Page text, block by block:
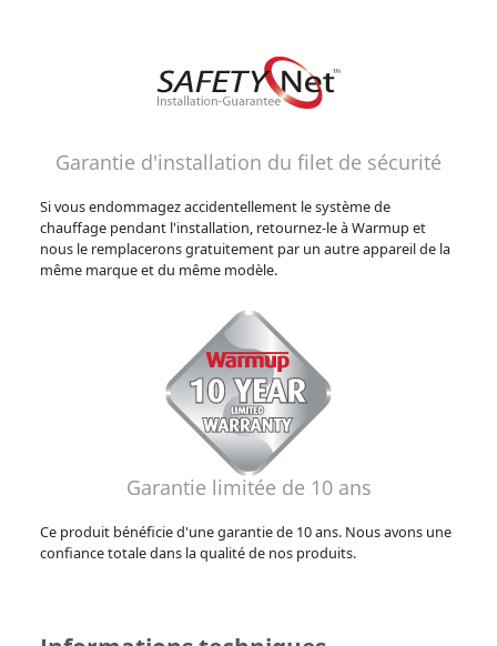
Garantie d'installation du filet de sécurité
Si vous endommagez accidentellement le système de
chauffage pendant l'installation, retournez-le à Warmup et
nous le remplacerons gratuitement par un autre appareil de la
même marque et du même modèle.
Garantie limitée de 10 ans
Ce produit bénéficie d'une garantie de 10 ans. Nous avons une
confiance totale dans la qualité de nos produits.